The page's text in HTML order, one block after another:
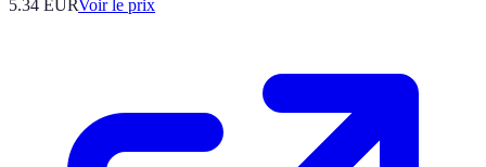
5.34 EURVoir le prix